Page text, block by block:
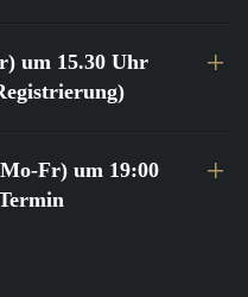
um 15.30 Uhr
Fr) um 19:00